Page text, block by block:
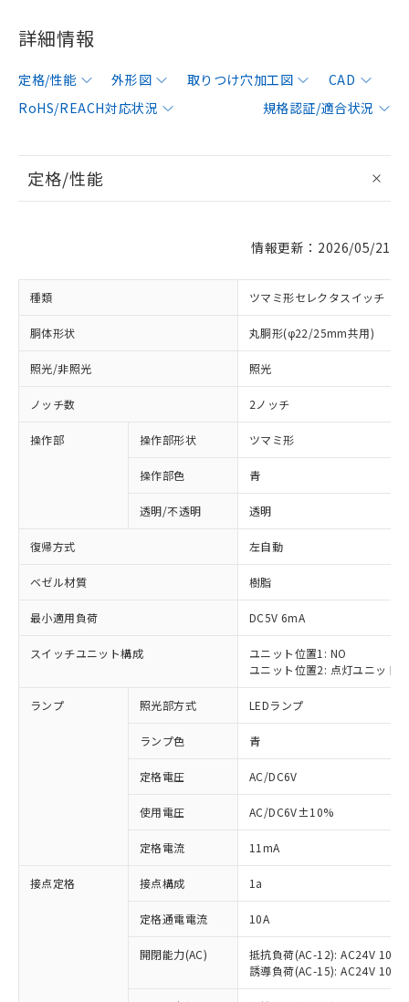
詳細情報
定格/性能 外形図 取りつけ穴加工図
CAD
RoHS/REACH対応状況
規格認証/適合状況
定格/性能
情報更新：2026/05/21
種類 ツマミ形セレクタスイッチ
胴体形状 丸胴形(φ22/25mm共用)
照光/非照光 照光
ノッチ数 2ノッチ
操作部 操作部形状 ツマミ形
操作部色 青
透明/不透明 透明
復帰方式 左自動
ベゼル材質 樹脂
最小適用負荷 DC5V 6mA
スイッチユニット構成
ユニット位置1: NO
ユニット位置2: 点灯ユニット
ランプ 照光部方式 LEDランプ
ランプ色 青
定格電圧 AC/DC6V
使用電圧 AC/DC6V±10%
定格電流 11mA
接点定格 接点構成 1a
定格通電電流 10A
開閉能力(AC)
抵抗負荷(AC-12): AC24V 10A/
誘導負荷(AC-15): AC24V
以下の条件をお読みいただき、同意のうえ
本サービスは、当社制御機器事業取扱
商品の当社在庫状況および標準価格
(税抜)を提供させていただくもので
当社制御機器事業取扱商品の中には、
本サービスの対象外となる商品もある
非含有に対応した製品が提供可能な商品で
対応予定：EU RoHS指令（10物質）の非含
有に対応した製品に切り替える予定のある
対応予定なし：EU RoHS指令（10物質）の
非含有に非対応の商品で、対応品を出す予
調査・確認中：EU RoHS指令（10物質）の
非含有の対応状況を調査中または確認中の
非該当品：ライセンス料など無形物で、有
害物質有無と関係のない商品です。
仕入先様の事情により、非含有部品として
「○」：最大均質材料含有率が中国RoHSの
基準値以下であることを示します。
「×」：最大均質材料含有率が中国RoHSの